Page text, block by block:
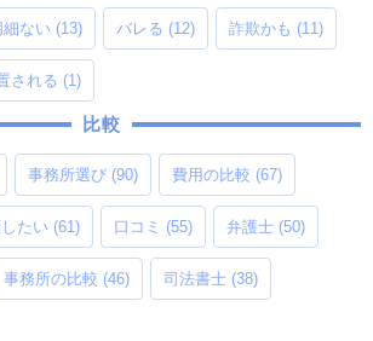
細ない (13) バレる (12) 詐欺かも (11)
される (1)
比較
事務所選び (90) 費用の比較 (67)
たい (61) 口コミ (55) 弁護士 (50)
事務所の比較 (46) 司法書士 (38)